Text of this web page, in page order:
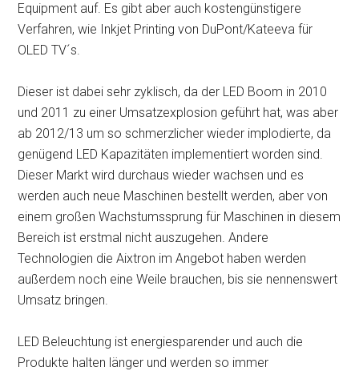
Equipment auf. Es gibt aber auch kostengünstigere
Verfahren, wie Inkjet Printing von DuPont/Kateeva für
OLED TV´s.
Dieser ist dabei sehr zyklisch, da der LED Boom in 2010
und 2011 zu einer Umsatzexplosion geführt hat, was aber
ab 2012/13 um so schmerzlicher wieder implodierte, da
genügend LED Kapazitäten implementiert worden sind.
Dieser Markt wird durchaus wieder wachsen und es
werden auch neue Maschinen bestellt werden, aber von
einem großen Wachstumssprung für Maschinen in diesem
Bereich ist erstmal nicht auszugehen. Andere
Technologien die Aixtron im Angebot haben werden
außerdem noch eine Weile brauchen, bis sie nennenswert
Umsatz bringen.
LED Beleuchtung ist energiesparender und auch die
Produkte halten länger und werden so immer